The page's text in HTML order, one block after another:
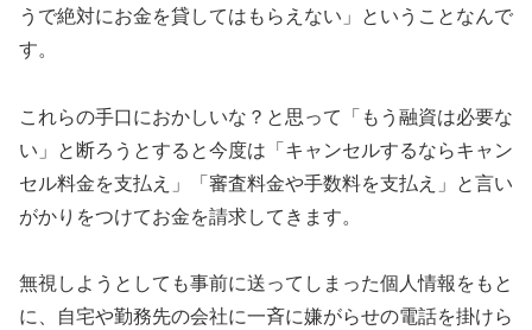
うで絶対にお金を貸してはもらえない」ということなんで
す。
これらの手口におかしいな？と思って「もう融資は必要な
い」と断ろうとすると今度は「キャンセルするならキャン
セル料金を支払え」「審査料金や手数料を支払え」と言い
がかりをつけてお金を請求してきます。
無視しようとしても事前に送ってしまった個人情報をもと
に、自宅や勤務先の会社に一斉に嫌がらせの電話を掛けら